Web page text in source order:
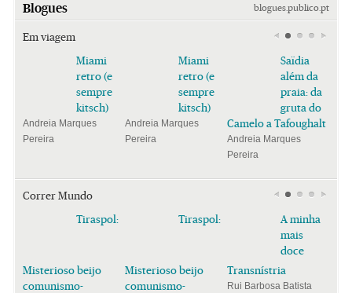
Blogues blogues.publico.pt
Em viagem
Miami
retro (e
sempre
kitsch)
Andreia Marques
Pereira
Miami
retro (e
sempre
kitsch)
Andreia Marques
Pereira
Saïdia
além da
praia: da
gruta do
Camelo a Tafoughalt
Andreia Marques
Pereira
Correr Mundo
Tiraspol:
Misterioso beijo
comunismo-
Tiraspol:
Misterioso beijo
comunismo-
A minha
mais
doce
Transnístria
Rui Barbosa Batista